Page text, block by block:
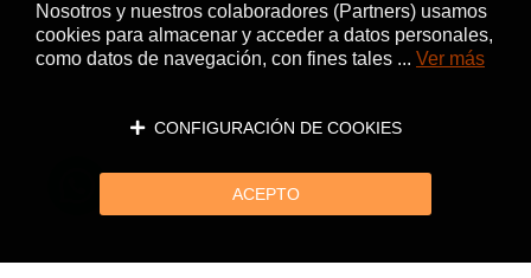
Nosotros y nuestros colaboradores (Partners) usamos
cookies para almacenar y acceder a datos personales,
como datos de navegación, con fines tales ... Ver más
CONFIGURACIÓN DE COOKIES
ACEPTO